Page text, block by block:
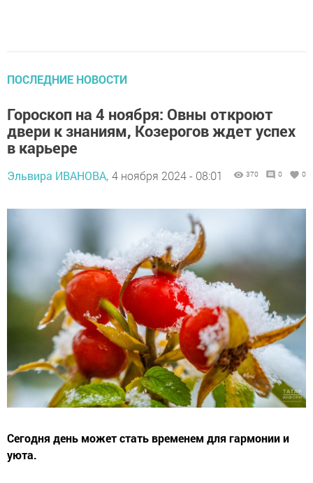
ПОСЛЕДНИЕ НОВОСТИ
Гороскоп на 4 ноября: Овны откроют
двери к знаниям, Козерогов ждет успех
в карьере
Эльвира ИВАНОВА, 4 ноября 2024 - 08:01 370 0 0
Сегодня день может стать временем для гармонии и
уюта.